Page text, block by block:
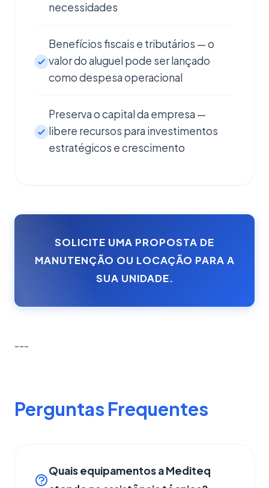
necessidades
Benefícios fiscais e tributários — o
valor do aluguel pode ser lançado
como despesa operacional
Preserva o capital da empresa —
libere recursos para investimentos
estratégicos e crescimento
SOLICITE UMA PROPOSTA DE
MANUTENÇÃO OU LOCAÇÃO PARA A
SUA UNIDADE.
---
Perguntas Frequentes
Quais equipamentos a Mediteq